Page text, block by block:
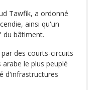
Tawfik, a ordonné
ainsi qu'un
du bâtiment.
des courts-circuits
le plus peuplé
d'infrastructures